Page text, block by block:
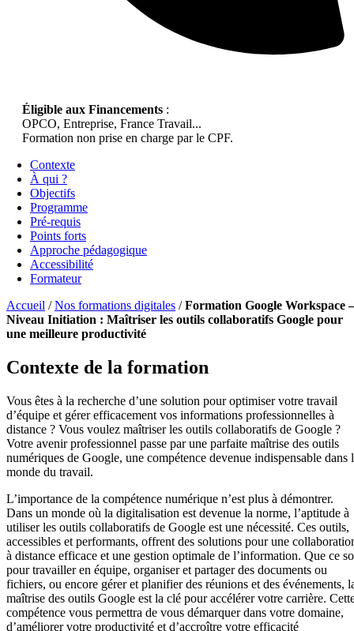
Éligible aux Financements :
OPCO, Entreprise, France Travail...
Formation non prise en charge par le CPF.
Contexte
À qui ?
Objectifs
Programme
Pré-requis
Points forts
Approche pédagogique
Accessibilité
Formateur
Accueil /Nos formations digitales /Formation Google Workspace –
Niveau Initiation : Maîtriser les outils collaboratifs Google pour
une meilleure productivité
Contexte de la formation
Vous êtes à la recherche d’une solution pour optimiser votre travail
d’équipe et gérer efficacement vos informations professionnelles à
distance ? Vous voulez maîtriser les outils collaboratifs de Google ?
Votre avenir professionnel passe par une parfaite maîtrise des outils
numériques de Google, une compétence devenue indispensable dans
monde du travail.
L’importance de la compétence numérique n’est plus à démontrer.
Dans un monde où la digitalisation est devenue la norme, l’aptitude à
utiliser les outils collaboratifs de Google est une nécessité. Ces outils,
accessibles et performants, offrent des solutions pour une
à distance efficace et une gestion optimale de l’information. Que ce
pour travailler en équipe, organiser et partager des documents ou
fichiers, ou encore gérer et planifier des réunions et des événements,
maîtrise des outils Google est la clé pour accélérer votre carrière.
compétence vous permettra de vous démarquer dans votre domaine,
d’améliorer votre productivité et d’accroître votre efficacité